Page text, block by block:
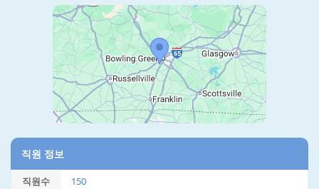
직원 정보
직원수 150